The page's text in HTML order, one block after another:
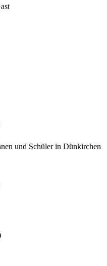
und Schüler in Dünkirchen